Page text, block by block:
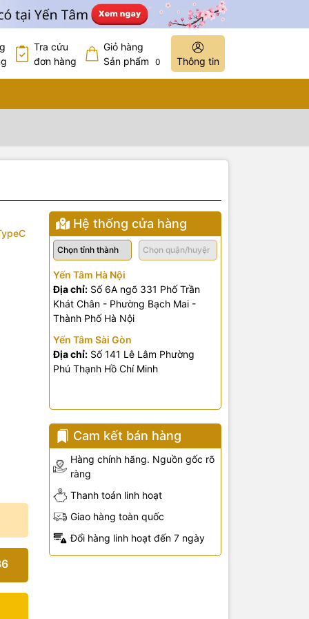
Tra cứu
đơn hàng
Giỏ hàng
Sản phẩm
0 Thông tin
Hệ thống cửa hàng
Yến Tâm Hà Nội
Địa chỉ:Số 6A ngõ 331 Phố Trần
Khát Chân - Phường Bạch Mai -
Thành Phố Hà Nội
Yến Tâm Sài Gòn
Địa chỉ:Số 141 Lê Lâm Phường
Phú Thạnh Hồ Chí Minh
Cam kết bán hàng
Hàng chính hãng. Nguồn gốc rõ
ràng
Thanh toán linh hoạt
Giao hàng toàn quốc
Đổi hàng linh hoạt đến 7 ngày